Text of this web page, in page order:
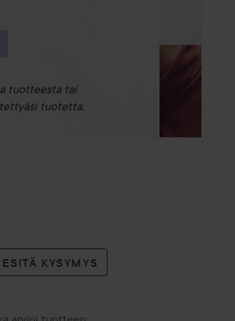
tuotteesta tai
tuotetta.
ESITÄ KYSYMYS